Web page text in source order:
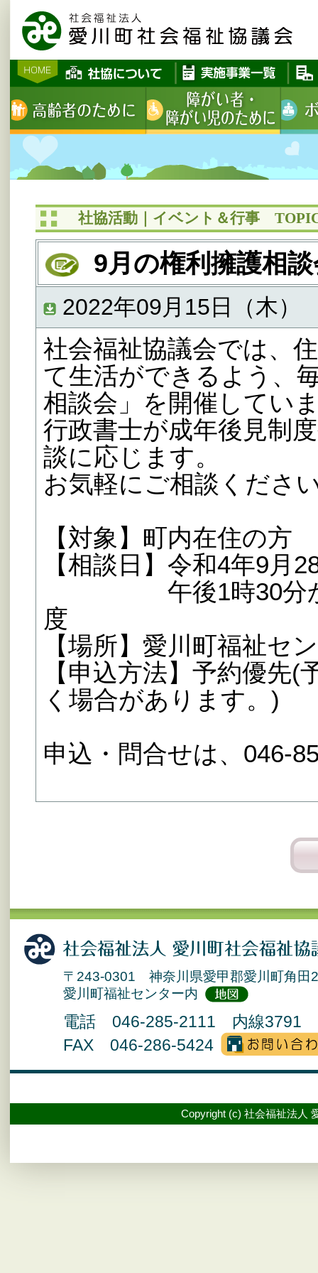
社協活動｜イベント＆行事
9月の権利擁護相
2022年09月15日（木）
社会福祉協議会では、
て生活ができるよう、
相談会」を開催してい
行政書士が成年後見制
談に応じます。
お気軽にご相談くださ
【対象】町内在住の方
【相談日】令和4年9月
午後1時30分から
度
【場所】愛川町福祉セ
【申込方法】予約優先
く場合があります。)
申込・問合せは、046-
〒243-0301 神奈川県愛甲郡愛川町角田
愛川町福祉センター内
電話 046-285-2111 内線
FAX 046-286-5424
Copyright (c) 社会福祉法人